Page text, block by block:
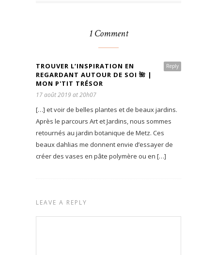
1 Comment
Reply
TROUVER L’INSPIRATION EN
REGARDANT AUTOUR DE SOI 🌺 |
MON P'TIT TRÉSOR
17 août 2019 at 20h07
[…] et voir de belles plantes et de beaux jardins.
Après le parcours Art et Jardins, nous sommes
retournés au jardin botanique de Metz. Ces
beaux dahlias me donnent envie d’essayer de
créer des vases en pâte polymère ou en […]
LEAVE A REPLY